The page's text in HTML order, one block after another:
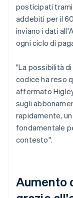
posticipati
addebiti per il
inviano i dati
ogni ciclo di
"La possibilità
codice ha reso
affermato
sugli
rapidamente,
fondamentale
contesto".
Aumento